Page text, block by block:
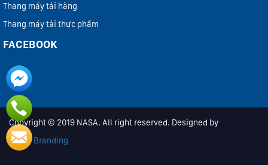
Thang máy tải hàng
Thang máy tải thực phẩm
FACEBOOK
Copyright © 2019 NASA. All right reserved. Designed by
iColor Branding